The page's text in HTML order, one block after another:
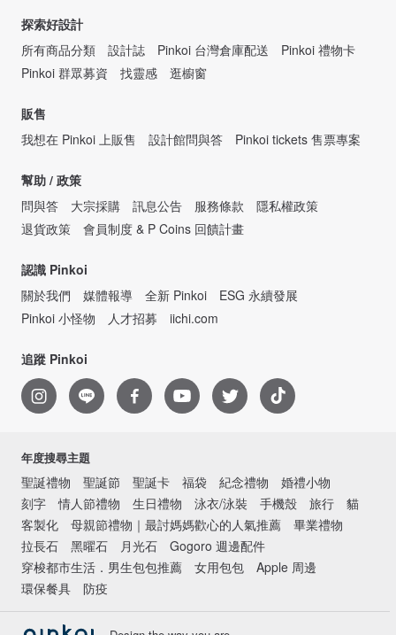
探索好設計
所有商品分類
設計誌 Pinkoi 台灣倉庫配送
Pinkoi 禮物卡
Pinkoi 群眾募資
找靈感 逛櫥窗
販售
我想在 Pinkoi 上販售
設計館問與答 Pinkoi tickets 售票專案
幫助 / 政策
問與答
大宗採購 訊息公告 服務條款
隱私權政策
退貨政策
會員制度 & P Coins 回饋計畫
認識 Pinkoi
關於我們
媒體報導 全新 Pinkoi
ESG 永續發展
Pinkoi 小怪物
人才招募 iichi.com
追蹤 Pinkoi
年度搜尋主題
聖誕禮物 聖誕節 聖誕卡 福袋 紀念禮物
婚禮小物
刻字
情人節禮物 生日禮物 泳衣/泳裝 手機殼 旅行
貓
客製化
母親節禮物｜最討媽媽歡心的人氣推薦
畢業禮物
拉長石
黑曜石 月光石
Gogoro 週邊配件
穿梭都市生活．男生包包推薦
女用包包
Apple 周邊
環保餐具
防疫